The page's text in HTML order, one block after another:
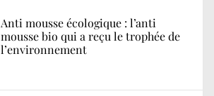
Anti mousse écologique : l’anti
mousse bio qui a reçu le trophée de
l’environnement